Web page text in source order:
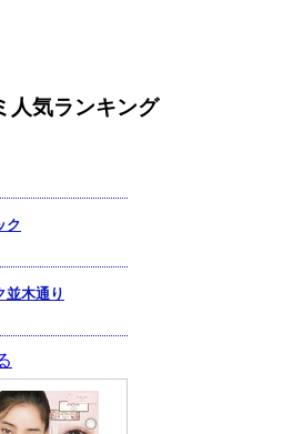
人気ランキング
ク
並木通り